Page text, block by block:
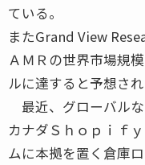
ている。
またGrand View
ＡＭＲの世界市場規
ルに達すると予想され
最近、グローバル
カナダＳｈｏｐｉｆ
ムに本拠を置く倉庫